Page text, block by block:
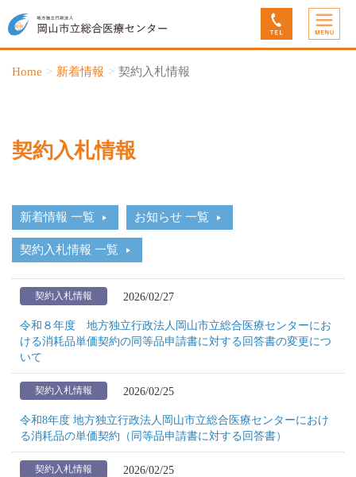
Home 新着情報 契約入札情報
契約入札情報
新着情報 一覧 お知らせ 一覧
契約入札情報 一覧
契約入札情報 2026/02/27
令和８年度 地方独立行政法人岡山市立総合医療センターにお
ける消耗品単価契約の同等品申請書に対する回答書の変更につ
いて
契約入札情報 2026/02/25
令和8年度 地方独立行政法人岡山市立総合医療センターにおけ
る消耗品の単価契約（同等品申請書に対する回答書）
契約入札情報 2026/02/25